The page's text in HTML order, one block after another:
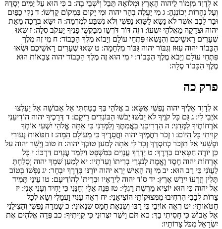
א לְדָוִד מִזְמוֹר לַיהוה הָאָרֶץ וּמְלוֹאָהּ תֵּבֵל וְיֹשְׁבֵי בָהּ: ב כִּי הוּא עַל יַמִּים יְסָדָהּ
וְעַל נְהָרוֹת יְכוֹנְנֶהָ: ג מִי יַעֲלֶה בְהַר יהוה וּמִי יָקוּם בִּמְקוֹם קָדְשׁוֹ: ד נְקִי כַפַּיִם
וּבַר לֵבָב אֲשֶׁר לֹא נָשָׂא לַשָּׁוְא נַפְשִׁי וְלֹא נִשְׁבַּע לְמִרְמָה: ה יִשָּׂא בְרָכָה מֵאֵת
יהוה וּצְדָקָה מֵאֱלֹהֵי יִשְׁעוֹ: ו זֶה דּוֹר דֹּרְשָׁו מְבַקְשֵׁי פָנֶיךָ יַעֲקֹב סֶלָה: ז שְׂאוּ
שְׁעָרִים רָאשֵׁיכֶם וְהִנָּשְׂאוּ פִּתְחֵי עוֹלָם וְיָבוֹא מֶלֶךְ הַכָּבוֹד: ח מִי זֶה מֶלֶךְ
הַכָּבוֹד יהוה עִזּוּז וְגִבּוֹר יהוה גִּבּוֹר מִלְחָמָה: ט שְׂאוּ שְׁעָרִים רָאשֵׁיכֶם וּשְׂאוּ
פִּתְחֵי עוֹלָם וְיָבֹא מֶלֶךְ הַכָּבוֹד: י מִי הוּא זֶה מֶלֶךְ הַכָּבוֹד יהוה צְבָאוֹת הוּא
מֶלֶךְ הַכָּבוֹד סֶלָה:
פרק כה
א לְדָוִד אֵלֶיךָ יהוה נַפְשִׁי אֶשָּׂא: ב אֱ‍לֹהַי בְּךָ בָטַחְתִּי אַל אֵבוֹשָׁה אַל יַעַלְצוּ
אֹיְבַי לִי: ג גַּם כָּל קֹוֶיךָ לֹא יֵבֹשׁוּ יֵבֹשׁוּ הַבּוֹגְדִים רֵיקָם: ד דְּרָכֶיךָ יהוה הוֹדִיעֵנִי
אֹרְחוֹתֶיךָ לַמְּדֵנִי: ה הַדְרִיכֵנִי בַאֲמִתֶּךָ וְלַמְּדֵנִי כִּי אַתָּה אֱלֹהֵי יִשְׁעִי אוֹתְךָ
קִוִּיתִי כָּל הַיּוֹם: ו זְכֹר רַחֲמֶיךָ יהוה וַחֲסָדֶיךָ כִּי מֵעוֹלָם הֵמָּה: ז חַטֹּאות נְעוּרַי
וּפְשָׁעַי אַל תִּזְכֹּר כְּחַסְדְּךָ זְכָר לִי אַתָּה לְמַעַן טוּבְךָ יהוה: ח טוֹב וְיָשָׁר יהוה עַל
כֵּן יוֹרֶה חַטָּאִים בַּדָּרֶךְ: ט יַדְרֵךְ עֲנָוִים בַּמִּשְׁפָּט וִילַמֵּד עֲנָוִים דַּרְכּוֹ: י כָּל
אָרְחוֹת יהוה חֶסֶד וֶאֱמֶת לְנֹצְרֵי בְרִיתוֹ וְעֵדֹתָיו: יא לְמַעַן שִׁמְךָ יהוה וְסָלַחְתָּ
לַעֲוֺנִי כִּי רַב הוּא: יב מִי זֶה הָאִישׁ יְרֵא יהוה יוֹרֶנּוּ בְּדֶרֶךְ יִבְחָר: יג נַפְשׁוֹ בְּטוֹב
תָּלִין וְזַרְעוֹ יִירַשׁ אָרֶץ: יד סוֹד יהוה לִירֵאָיו וּבְרִיתוֹ לְהוֹדִיעָם: טו עֵינַי תָּמִיד
אֶל יהוה כִּי הוּא יוֹצִיא מֵרֶשֶׁת רַגְלָי: טז פְּנֵה אֵלַי וְחָנֵּנִי כִּי יָחִיד וְעָנִי אָנִי: יז
צָרוֹת לְבָבִי הִרְחִיבוּ מִמְּצוּקוֹתַי הוֹצִיאֵנִי: יח רְאֵה עָנְיִי וַעֲמָלִי וְשָׂא לְכָל
חַטֹּאותָי: יט רְאֵה אוֹיְבַי כִּי רָבּוּ וְשִׂנְאַת חָמָס שְׂנֵאוּנִי: כ שָׁמְרָה נַפְשִׁי וְהַצִּילֵנִי
אַל אֵבוֹשׁ כִּי חָסִיתִי בָךְ: כא תֹּם וָיֹשֶׁר יִצְּרוּנִי כִּי קִוִּיתִיךָ: כב פְּדֵה אֱלֹהִים אֶת
יִשְׂרָאֵל מִכֹּל צָרוֹתָיו: